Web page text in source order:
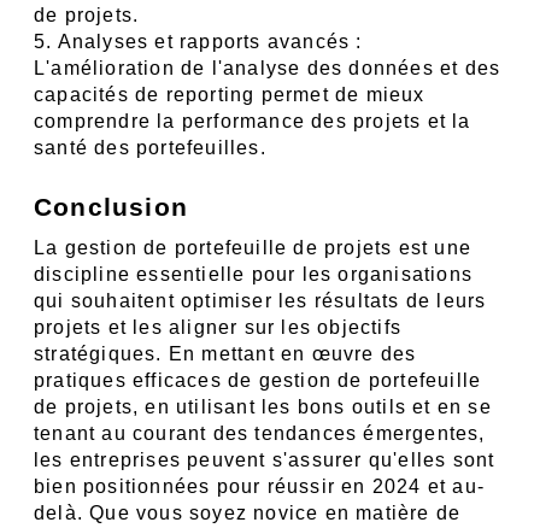
de projets.
5. Analyses et rapports avancés :
L'amélioration de l'analyse des données et des
capacités de reporting permet de mieux
comprendre la performance des projets et la
santé des portefeuilles.
Conclusion
La gestion de portefeuille de projets est une
discipline essentielle pour les organisations
qui souhaitent optimiser les résultats de leurs
projets et les aligner sur les objectifs
stratégiques. En mettant en œuvre des
pratiques efficaces de gestion de portefeuille
de projets, en utilisant les bons outils et en se
tenant au courant des tendances émergentes,
les entreprises peuvent s'assurer qu'elles sont
bien positionnées pour réussir en 2024 et au-
delà. Que vous soyez novice en matière de